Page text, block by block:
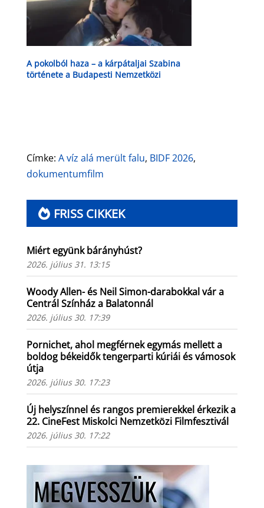
A pokolból haza – a kárpátaljai Szabina
története a Budapesti Nemzetközi
Címke: A víz alá merült falu, BIDF 2026,
dokumentumfilm
FRISS CIKKEK
Miért együnk bárányhúst?
2026. július 31. 13:15
Woody Allen- és Neil Simon-darabokkal vár a
Centrál Színház a Balatonnál
2026. július 30. 17:39
Pornichet, ahol megférnek egymás mellett a
boldog békeidők tengerparti kúriái és vámosok
útja
2026. július 30. 17:23
Új helyszínnel és rangos premierekkel érkezik a
22. CineFest Miskolci Nemzetközi Filmfesztivál
2026. július 30. 17:22